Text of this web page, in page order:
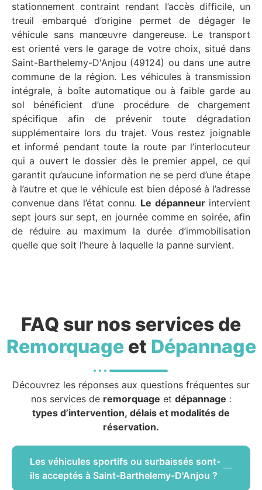
stationnement contraint rendant l’accès difficile, un
treuil embarqué d’origine permet de dégager le
véhicule sans manœuvre dangereuse. Le transport
est orienté vers le garage de votre choix, situé dans
Saint-Barthelemy-D'Anjou (49124) ou dans une autre
commune de la région. Les véhicules à transmission
intégrale, à boîte automatique ou à faible garde au
sol bénéficient d’une procédure de chargement
spécifique afin de prévenir toute dégradation
supplémentaire lors du trajet. Vous restez joignable
et informé pendant toute la route par l’interlocuteur
qui a ouvert le dossier dès le premier appel, ce qui
garantit qu’aucune information ne se perd d’une étape
à l’autre et que le véhicule est bien déposé à l’adresse
convenue dans l’état connu. Le dépanneurintervient
sept jours sur sept, en journée comme en soirée, afin
de réduire au maximum la durée d’immobilisation
quelle que soit l’heure à laquelle la panne survient.
FAQ sur nos services de
Remorquageet Dépannage
Découvrez les réponses aux questions fréquentes sur
nos services de remorquage et dépannage :
types d’intervention, délais et modalités de
réservation.
Les véhicules sportifs ou surbaissés sont-
ils acceptés à Saint-Barthelemy-D'Anjou ?